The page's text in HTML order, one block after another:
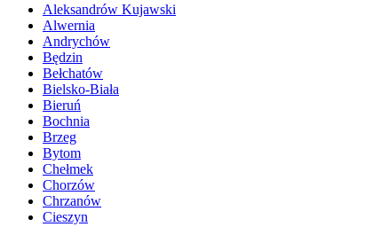
Aleksandrów Kujawski
Alwernia
Andrychów
Będzin
Bełchatów
Bielsko-Biała
Bieruń
Bochnia
Brzeg
Bytom
Chełmek
Chorzów
Chrzanów
Cieszyn